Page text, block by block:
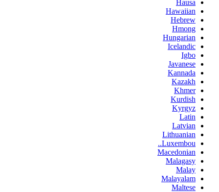
Hausa
Hawaiian
Hebrew
Hmong
Hungarian
Icelandic
Igbo
Javanese
Kannada
Kazakh
Khmer
Kurdish
Kyrgyz
Latin
Latvian
Lithuanian
Luxembou..
Macedonian
Malagasy
Malay
Malayalam
Maltese